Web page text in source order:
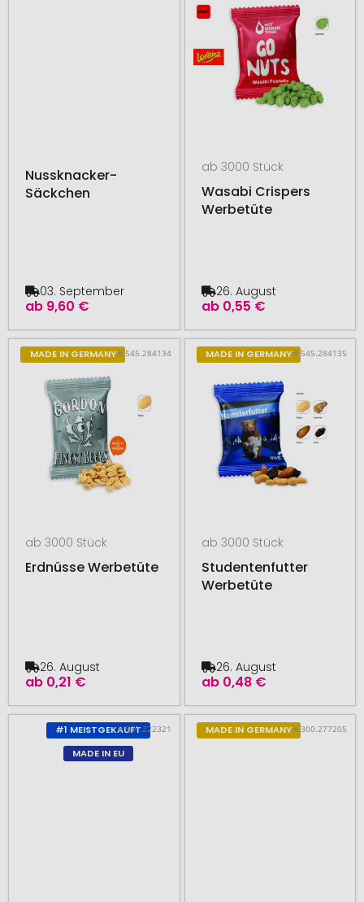
Nussknacker-
Säckchen
ab 9,60 €
03. September
ab 3000 Stück
Wasabi Crispers
Werbetüte
ab 0,55 €
26. August
MADE IN GERMANY# 545.284134
ab 3000 Stück
Erdnüsse Werbetüte
ab 0,21 €
26. August
MADE IN GERMANY# 545.284135
ab 3000 Stück
Studentenfutter
Werbetüte
ab 0,48 €
26. August
#1 MEISTGEKAUFT
MADE IN EU
# 300.222321 MADE IN GERMANY# 300.277205